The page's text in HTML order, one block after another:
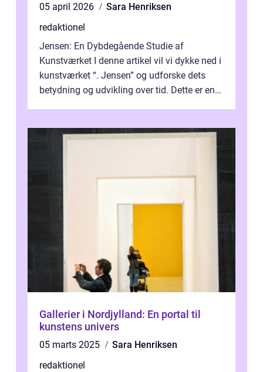
05 april 2026
Sara Henriksen
redaktionel
Jensen: En Dybdegående Studie af
Kunstværket I denne artikel vil vi dykke ned i
kunstværket “. Jensen” og udforske dets
betydning og udvikling over tid. Dette er en
Gallerier i Nordjylland: En portal til
kunstens univers
05 marts 2025
Sara Henriksen
redaktionel